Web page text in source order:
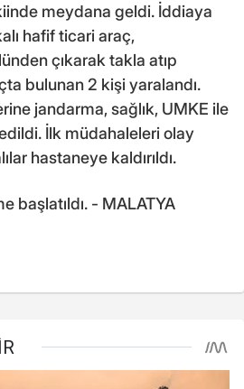
meydana geldi. İddiaya
hafif ticari araç,
çıkarak takla atıp
bulunan 2 kişi yaralandı.
jandarma, sağlık, UMKE ile
İlk müdahaleleri olay
hastaneye kaldırıldı.
başlatıldı. - MALATYA